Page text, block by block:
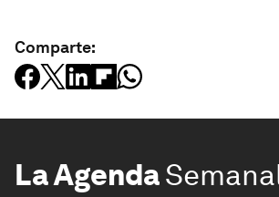
Comparte:
La Agenda